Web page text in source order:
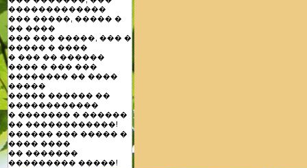
�������������
��� �����, ����� �
�� ����
��� ��� �����, ��� �
����� � ����
� ��� �� ������
���� � ��� ���
�������� �� ����
�����
����� ������ ��
������������
� ������� � ������
�� ������������!
������ ��� ����� �
���� ����
�� �������
��������� �����!